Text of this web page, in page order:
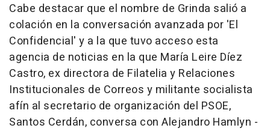
Cabe destacar que el nombre de Grinda salió a
colación en la conversación avanzada por 'El
Confidencial' y a la que tuvo acceso esta
agencia de noticias en la que María Leire Díez
Castro, ex directora de Filatelia y Relaciones
Institucionales de Correos y militante socialista
afín al secretario de organización del PSOE,
Santos Cerdán, conversa con Alejandro Hamlyn -